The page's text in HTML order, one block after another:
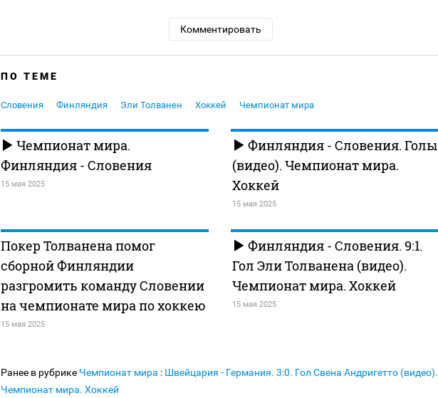
Комментировать
ПО ТЕМЕ
Словения Финляндия Эли Толванен Хоккей Чемпионат мира
Чемпионат мира.
Финляндия - Словения
15 мая 2025
Финляндия - Словения. Голы
(видео). Чемпионат мира.
Хоккей
15 мая 2025
Покер Толванена помог
сборной Финляндии
разгромить команду Словении
на чемпионате мира по хоккею
15 мая 2025
Финляндия - Словения. 9:1.
Гол Эли Толванена (видео).
Чемпионат мира. Хоккей
15 мая 2025
Ранее в рубрике Чемпионат мира : Швейцария - Германия. 3:0. Гол Свена Андригетто (видео).
Чемпионат мира. Хоккей